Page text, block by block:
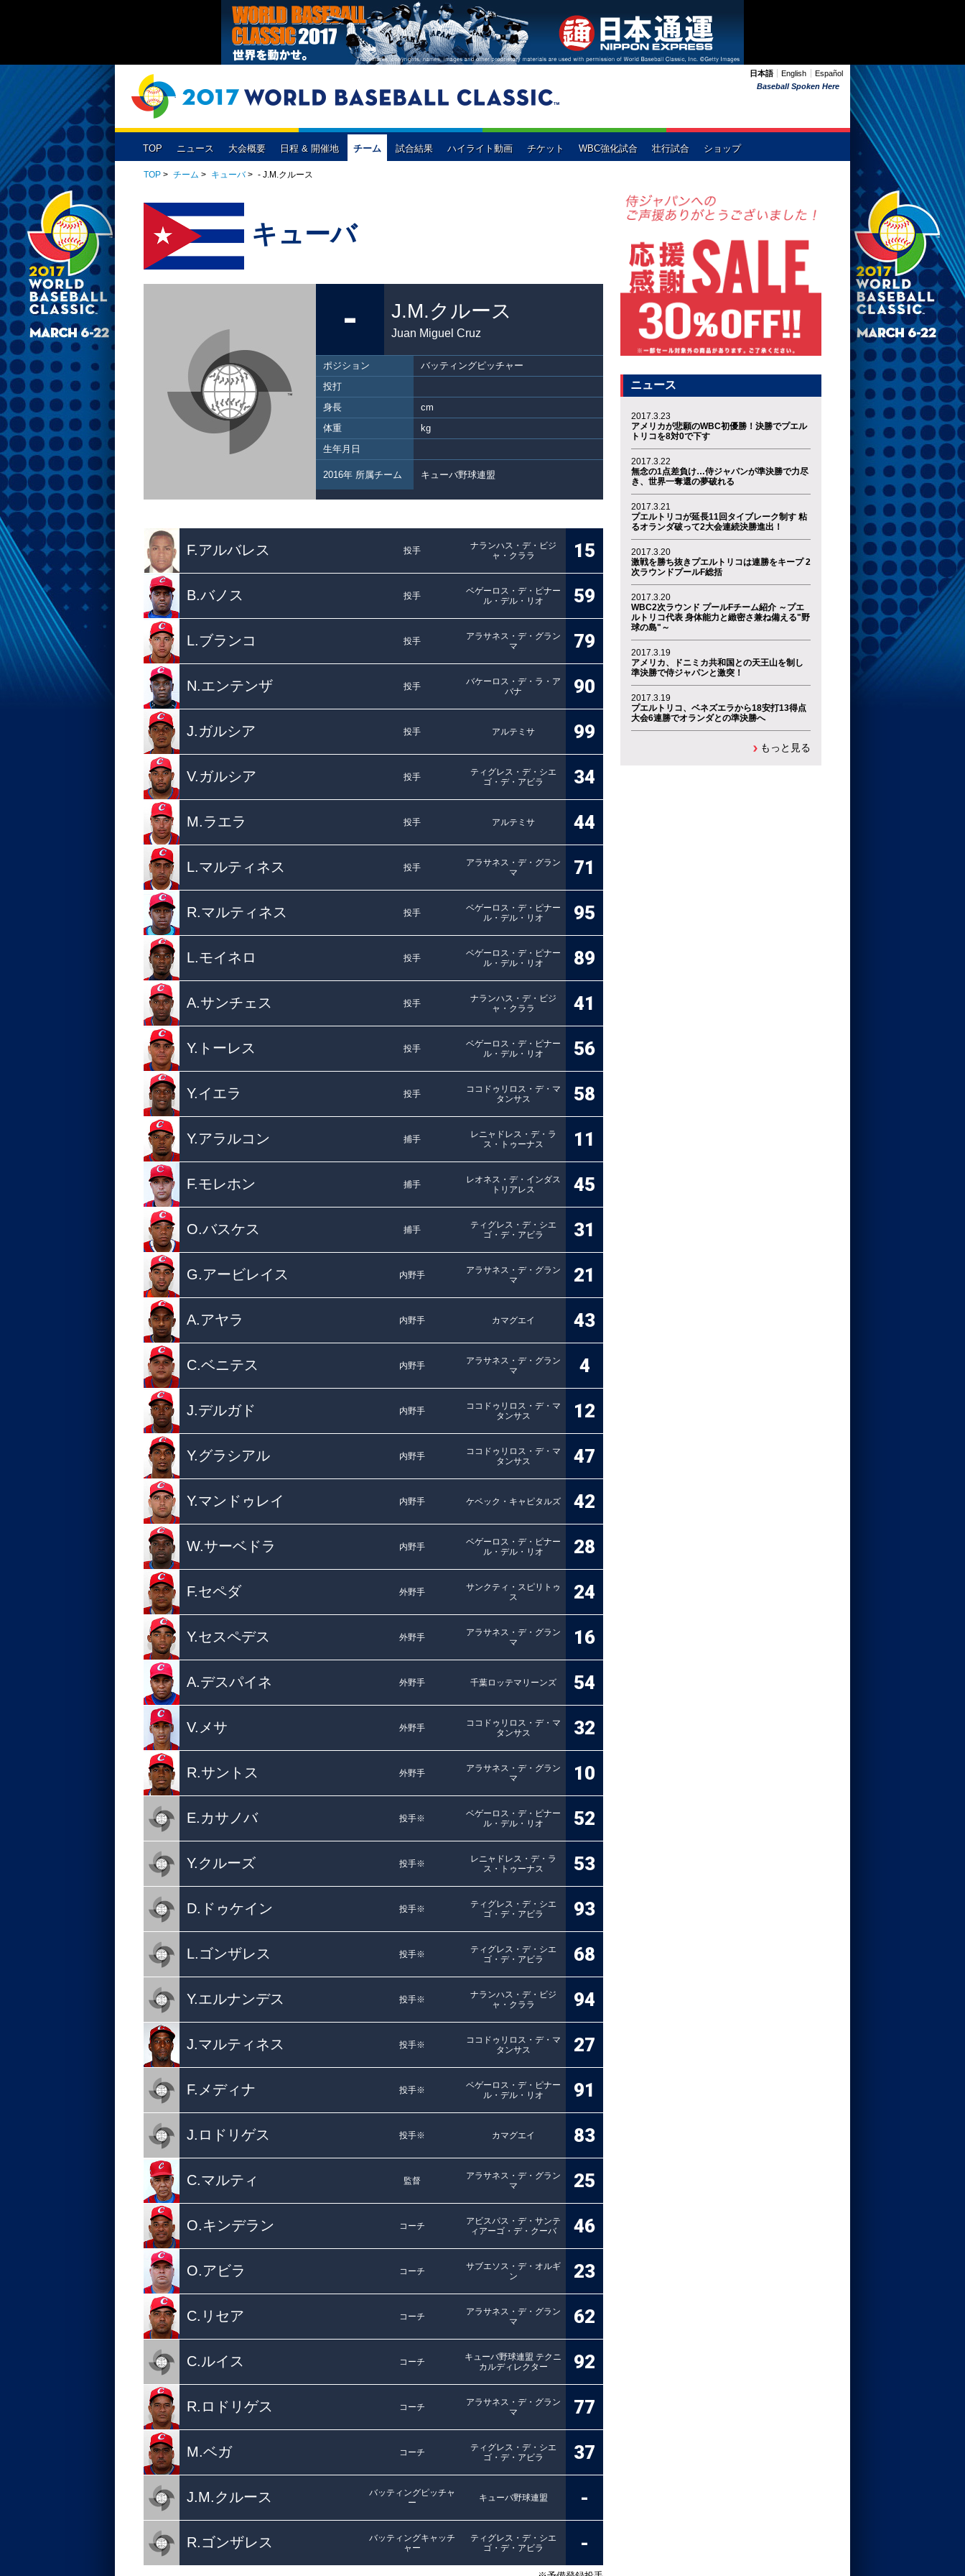
日本語 English
Español
Baseball Spoken Here
TOP ニュース 大会概要
放送予定
日程 & 開催地
侍ジャパンスケジュール
チーム
大会出場チーム チャイニーズ・タイペイ
試合結果
1次ラウンド プールA プールB
予選試合結果 予選2組 予選3組
ハイライト動画 チケット
1次ラウンド （東京ドーム） 2次ラウンド
WBC強化試合 壮行試合
開催概要 チケット
ショップ
TOP > チーム > キューバ> - J.M.クルース
キューバ
- J.M.クルース
Juan Miguel Cruz
ポジション
バッティングピッチャー
投打
身長
cm
体重
kg
生年月日
2016年 所属チーム キューバ野球連盟
F.アルバレス 投手
ナランハス・デ・ビジ
ャ・クララ
15
B.バノス 投手
ベゲーロス・デ・ピナー
ル・デル・リオ
59
L.ブランコ 投手
アラサネス・デ・グラン
マ
79
N.エンテンザ 投手
バケーロス・デ・ラ・ア
バナ
90
J.ガルシア 投手 アルテミサ 99
V.ガルシア 投手
ティグレス・デ・シエ
ゴ・デ・アビラ
34
M.ラエラ 投手 アルテミサ 44
L.マルティネス 投手
アラサネス・デ・グラン
マ
71
R.マルティネス 投手
ベゲーロス・デ・ピナー
ル・デル・リオ
95
L.モイネロ 投手
ベゲーロス・デ・ピナー
ル・デル・リオ
89
A.サンチェス 投手
ナランハス・デ・ビジ
ャ・クララ
41
Y.トーレス 投手
ベゲーロス・デ・ピナー
ル・デル・リオ
56
Y.イエラ 投手
ココドゥリロス・デ・マ
タンサス
58
Y.アラルコン 捕手
レニャドレス・デ・ラ
ス・トゥーナス
11
F.モレホン 捕手
レオネス・デ・インダス
トリアレス
45
O.バスケス 捕手
ティグレス・デ・シエ
ゴ・デ・アビラ
31
G.アービレイス 内野手
アラサネス・デ・グラン
マ
21
A.アヤラ 内野手 カマグエイ 43
C.ベニテス 内野手
アラサネス・デ・グラン
マ
4
J.デルガド 内野手
ココドゥリロス・デ・マ
タンサス
12
Y.グラシアル 内野手
ココドゥリロス・デ・マ
タンサス
47
Y.マンドゥレイ 内野手 ケベック・キャピタルズ 42
W.サーベドラ 内野手
ベゲーロス・デ・ピナー
ル・デル・リオ
28
F.セペダ 外野手
サンクティ・スピリトゥ
ス
24
Y.セスペデス 外野手
アラサネス・デ・グラン
マ
16
A.デスパイネ 外野手 千葉ロッテマリーンズ 54
V.メサ 外野手
ココドゥリロス・デ・マ
タンサス
32
R.サントス 外野手
アラサネス・デ・グラン
マ
10
E.カサノバ 投手※
ベゲーロス・デ・ピナー
ル・デル・リオ
52
Y.クルーズ 投手※
レニャドレス・デ・ラ
ス・トゥーナス
53
D.ドゥケイン 投手※
ティグレス・デ・シエ
ゴ・デ・アビラ
93
L.ゴンザレス 投手※
ティグレス・デ・シエ
ゴ・デ・アビラ
68
Y.エルナンデス 投手※
ナランハス・デ・ビジ
ャ・クララ
94
J.マルティネス 投手※
ココドゥリロス・デ・マ
タンサス
27
F.メディナ 投手※
ベゲーロス・デ・ピナー
ル・デル・リオ
91
J.ロドリゲス 投手※ カマグエイ 83
C.マルティ 監督
アラサネス・デ・グラン
マ
25
O.キンデラン コーチ
アビスパス・デ・サンテ
ィアーゴ・デ・クーバ
46
O.アビラ コーチ
サブエソス・デ・オルギ
ン
23
C.リセア コーチ
アラサネス・デ・グラン
マ
62
C.ルイス コーチ
キューバ野球連盟 テクニ
カルディレクター
92
R.ロドリゲス コーチ
アラサネス・デ・グラン
マ
77
M.ベガ コーチ
ティグレス・デ・シエ
ゴ・デ・アビラ
37
J.M.クルース
バッティングピッチャ
ー
キューバ野球連盟 -
R.ゴンザレス
バッティングキャッチ
ャー
ティグレス・デ・シエ
ゴ・デ・アビラ
-
ニュース
2017.3.23
アメリカが悲願のWBC初優勝！決勝でプエル
トリコを8対0で下す
2017.3.22
無念の1点差負け…侍ジャパンが準決勝で力尽
き、世界一奪還の夢破れる
2017.3.21
プエルトリコが延長11回タイブレーク制す 粘
るオランダ破って2大会連続決勝進出！
2017.3.20
激戦を勝ち抜きプエルトリコは連勝をキープ 2
次ラウンドプールF総括
2017.3.20
WBC2次ラウンド プールFチーム紹介 ～プエ
ルトリコ代表 身体能力と緻密さ兼ね備える"野
球の島"～
2017.3.19
アメリカ、ドニミカ共和国との天王山を制し
準決勝で侍ジャパンと激突！
2017.3.19
プエルトリコ、ベネズエラから18安打13得点
大会6連勝でオランダとの準決勝へ
もっと見る